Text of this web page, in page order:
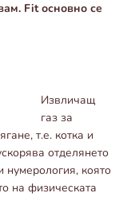
Fit основно се
Извличащ
газ за
т.е. котка и
отделянето
нумерология, която
на физическата